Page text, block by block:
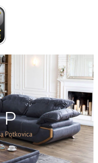
Potkovica